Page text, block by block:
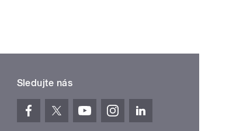
Sledujte nás